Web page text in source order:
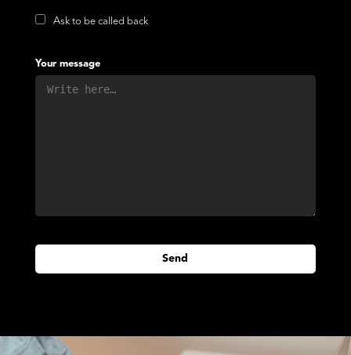
Ask to be called back
Your message